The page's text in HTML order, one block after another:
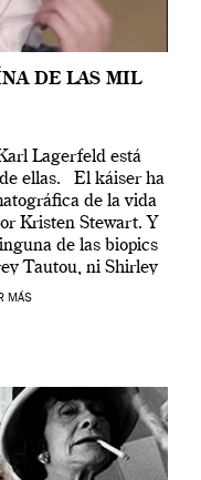
DE LAS MIL
Lagerfeld está
ellas. El káiser ha
de la vida
Kristen Stewart. Y
de las biopics
Tautou, ni Shirley
A él […]
MÁS